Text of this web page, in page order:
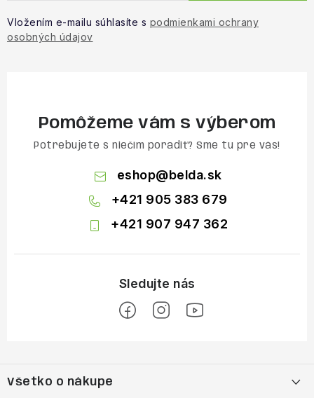
Vložením e-mailu súhlasíte s podmienkami ochrany
osobných údajov
Pomôžeme vám s výberom
Potrebujete s niečím poradiť? Sme tu pre vás!
eshop@belda.sk
+421 905 383 679
+421 907 947 362
pVšetko o nákupe